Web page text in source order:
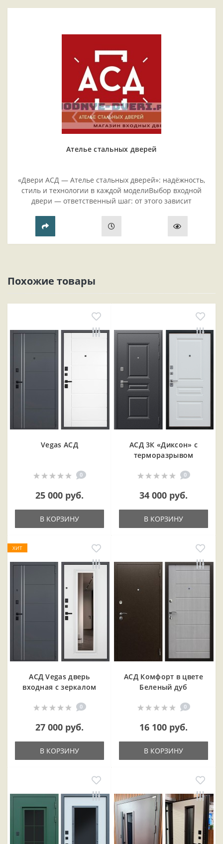
Ателье стальных дверей
«Двери АСД — Ателье стальных дверей»: надёжность,
стиль и технологии в каждой моделиВыбор входной
двери — ответственный шаг: от этого зависит
прихожей..
Похожие товары
Vegas АСД
0
25 000 руб.
В КОРЗИНУ
АСД 3К «Диксон» с
терморазрывом
0
34 000 руб.
В КОРЗИНУ
ХИТ
АСД Vegas дверь
входная с зеркалом
0
27 000 руб.
В КОРЗИНУ
АСД Комфорт в цвете
Беленый дуб
0
16 100 руб.
В КОРЗИНУ